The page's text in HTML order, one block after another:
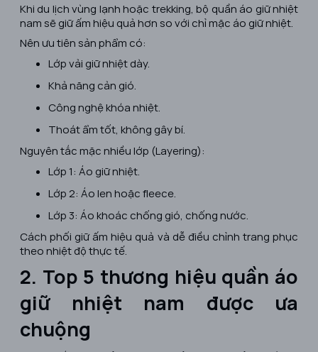
Khi du lịch vùng lạnh hoặc trekking, bộ quần áo giữ nhiệt
nam sẽ giữ ấm hiệu quả hơn so với chỉ mặc áo giữ nhiệt.
Nên ưu tiên sản phẩm có:
Lớp vải giữ nhiệt dày.
Khả năng cản gió.
Công nghệ khóa nhiệt.
Thoát ẩm tốt, không gây bí.
Nguyên tắc mặc nhiều lớp (Layering):
Lớp 1: Áo giữ nhiệt.
Lớp 2: Áo len hoặc fleece.
Lớp 3: Áo khoác chống gió, chống nước.
Cách phối giữ ấm hiệu quả và dễ điều chỉnh trang phục
theo nhiệt độ thực tế.
2. Top 5 thương hiệu quần áo
giữ nhiệt nam được ưa
chuộng